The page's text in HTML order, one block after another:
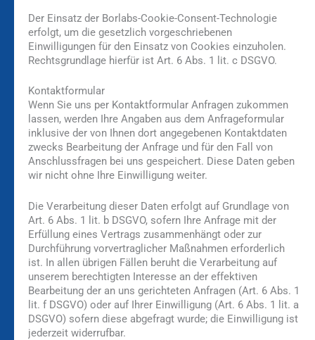
Der Einsatz der Borlabs-Cookie-Consent-Technologie
erfolgt, um die gesetzlich vorgeschriebenen
Einwilligungen für den Einsatz von Cookies einzuholen.
Rechtsgrundlage hierfür ist Art. 6 Abs. 1 lit. c DSGVO.
Kontaktformular
Wenn Sie uns per Kontaktformular Anfragen zukommen
lassen, werden Ihre Angaben aus dem Anfrageformular
inklusive der von Ihnen dort angegebenen Kontaktdaten
zwecks Bearbeitung der Anfrage und für den Fall von
Anschlussfragen bei uns gespeichert. Diese Daten geben
wir nicht ohne Ihre Einwilligung weiter.
Die Verarbeitung dieser Daten erfolgt auf Grundlage von
Art. 6 Abs. 1 lit. b DSGVO, sofern Ihre Anfrage mit der
Erfüllung eines Vertrags zusammenhängt oder zur
Durchführung vorvertraglicher Maßnahmen erforderlich
ist. In allen übrigen Fällen beruht die Verarbeitung auf
unserem berechtigten Interesse an der effektiven
Bearbeitung der an uns gerichteten Anfragen (Art. 6 Abs. 1
lit. f DSGVO) oder auf Ihrer Einwilligung (Art. 6 Abs. 1 lit. a
DSGVO) sofern diese abgefragt wurde; die Einwilligung ist
jederzeit widerrufbar.